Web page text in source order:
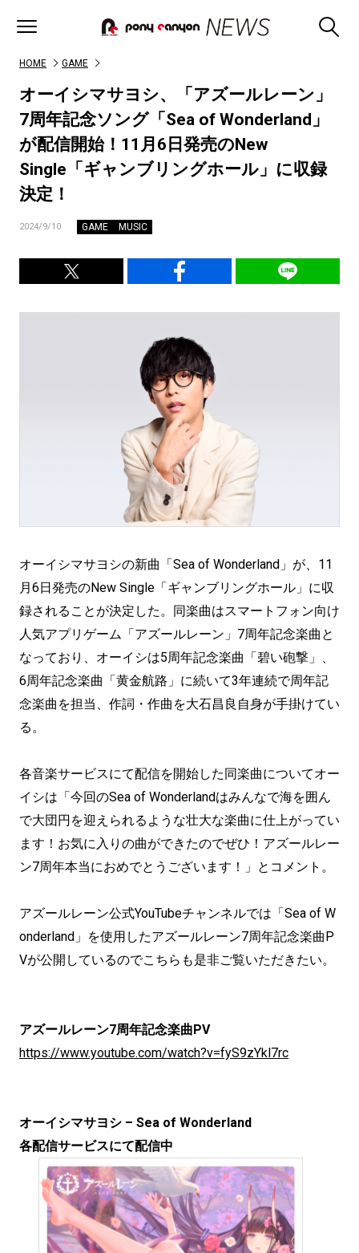
HOME GAME
オーイシマサヨシ、「アズールレーン」
7周年記念ソング「Sea of Wonderland」
が配信開始！11月6日発売のNew
Single「ギャンブリングホール」に収録
決定！
2024/9/10 GAME MUSIC
オーイシマサヨシの新曲「Sea of Wonderland」が、11
月6日発売のNew Single「ギャンブリングホール」に収
録されることが決定した。同楽曲はスマートフォン向け
人気アプリゲーム「アズールレーン」7周年記念楽曲と
なっており、オーイシは5周年記念楽曲「碧い砲撃」、
6周年記念楽曲「黄金航路」に続いて3年連続で周年記
念楽曲を担当、作詞・作曲を大石昌良自身が手掛けてい
る。
各音楽サービスにて配信を開始した同楽曲についてオー
イシは「今回のSea of Wonderlandはみんなで海を囲ん
で大団円を迎えられるような壮大な楽曲に仕上がってい
ます！お気に入りの曲ができたのでぜひ！アズールレー
ン7周年本当におめでとうございます！」とコメント。
アズールレーン公式YouTubeチャンネルでは「Sea of W
onderland」を使用したアズールレーン7周年記念楽曲P
Vが公開しているのでこちらも是非ご覧いただきたい。
アズールレーン7周年記念楽曲PV
https://www.youtube.com/watch?v=fyS9zYkl7rc
オーイシマサヨシ – Sea of Wonderland
各配信サービスにて配信中